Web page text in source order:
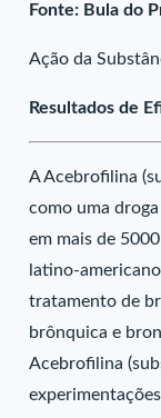
Fonte: Bula do
Ação da
Resultados de
A Acebrofilina
como uma
em mais de
latino-
tratamento de
brônquica e
Acebrofilina